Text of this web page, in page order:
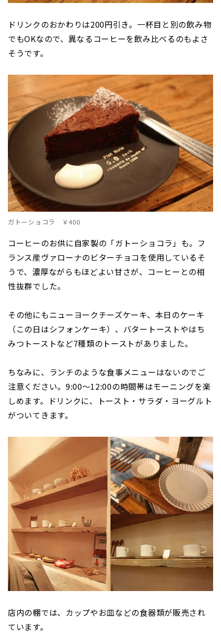
ドリンクのおかわりは200円引き。一杯目と別の飲み物
でもOKなので、異なるコーヒーを飲み比べるのもよさ
そうです。
ガトーショコラ ￥400
コーヒーのお供に自家製の「ガトーショコラ」も。フ
ランス産ヴァローナのビターチョコを使用しているそ
うで、濃厚ながらもほどよい甘さが、コーヒーとの相
性抜群でした。
その他にもニューヨークチーズケーキ、本日のケーキ
（この日はシフォンケーキ）、バタートーストやはち
みつトーストなど7種類のトーストがありました。
ちなみに、ランチのような食事メニューはないのでご
注意ください。9:00〜12:00の時間帯はモーニングを楽
しめます。ドリンクに、トースト・サラダ・ヨーグルト
がついてきます。
店内の棚では、カップやお皿などの食器類が販売され
ています。